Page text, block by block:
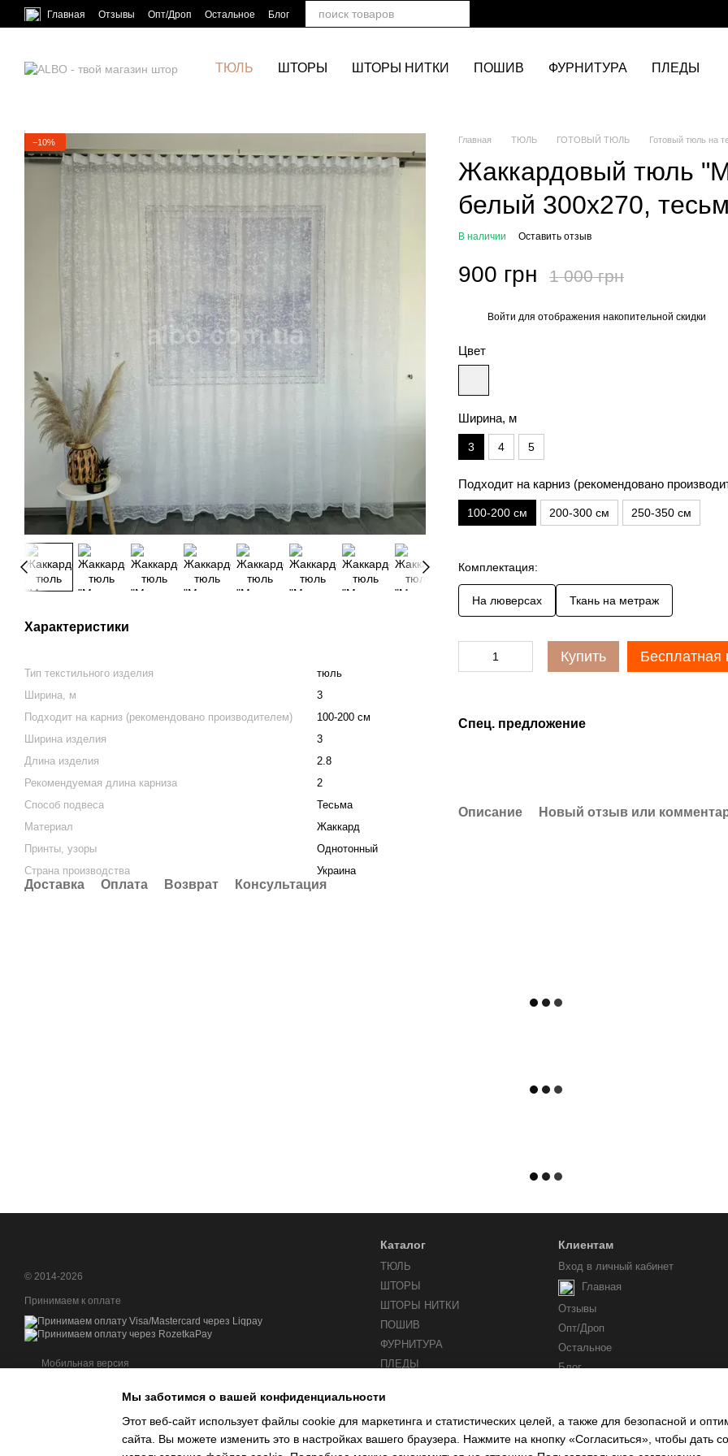
Перейти к основному контенту
Главная Отзывы Опт/Дроп Остальное Блог
ТЮЛЬ ШТОРЫ ШТОРЫ НИТКИ ПОШИВ ФУРНИТУРА ПЛЕДЫ
−10%
Характеристики
Тип текстильного изделия
тюль
Ширина, м
3
Подходит на карниз (рекомендовано производителем)
100-200 см
Ширина изделия
3
Длина изделия
2.8
Рекомендуемая длина карниза
2
Способ подвеса
Тесьма
Материал
Жаккард
Принты, узоры
Однотонный
Страна производства
Украина
Доставка Оплата Возврат Консультация
Главная ТЮЛЬ ГОТОВЫЙ ТЮЛЬ Готовый тюль на
Жаккардовый тюль
белый 300х270,
В наличии Оставить отзыв
900 грн 1 000 грн
Войти для отображения накопительной скидки
Цвет
Ширина, м
3 4 5
Подходит на карниз (рекомендовано
100-200 см 200-300 см 250-350 см
Комплектация:
На люверсах Ткань на метраж
Купить Бесплатная
Спец. предложение
Описание Новый отзыв или
© 2014-2026
Принимаем к оплате
Мобильная версия
Каталог
ТЮЛЬ
ШТОРЫ
ШТОРЫ НИТКИ
ПОШИВ
ФУРНИТУРА
ПЛЕДЫ
Клиентам
Вход в личный кабинет
Главная
Отзывы
Опт/Дроп
Остальное
Блог
Мы заботимся о вашей конфиденциальности
Этот веб-сайт использует файлы cookie для маркетинга и статистических целей, а также для безопасной и
сайта. Вы можете изменить это в настройках вашего браузера. Нажмите на кнопку «Согласиться», чтобы дать